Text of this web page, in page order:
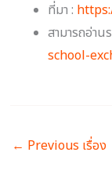
ที่มา :
สามารถอ่าน
school-
← Previous เรื่อง